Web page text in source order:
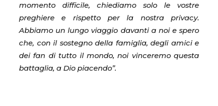
momento difficile, chiediamo solo le vostre
preghiere e rispetto per la nostra privacy.
Abbiamo un lungo viaggio davanti a noi e spero
che, con il sostegno della famiglia, degli amici e
dei fan di tutto il mondo, noi vinceremo questa
battaglia, a Dio piacendo”.